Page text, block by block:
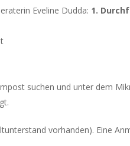
Eveline Dudda: 1.
suchen und unter dem
vorhanden). Eine